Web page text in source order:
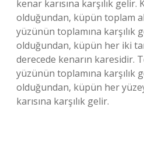
kenar karısına karşılık gelir.
olduğundan, küpün toplam
yüzünün toplamına karşılık
olduğundan, küpün her iki
derecede kenarın karesidir.
yüzünün toplamına karşılık
olduğundan, küpün her
karısına karşılık gelir.